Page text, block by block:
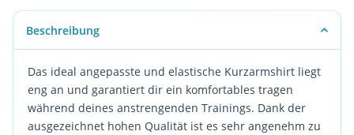
Beschreibung
Das ideal angepasste und elastische Kurzarmshirt liegt
eng an und garantiert dir ein komfortables tragen
während deines anstrengenden Trainings. Dank der
ausgezeichnet hohen Qualität ist es sehr angenehm zu